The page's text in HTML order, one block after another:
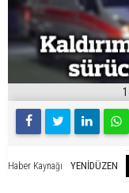
Haber Kaynağı YENİDÜZEN